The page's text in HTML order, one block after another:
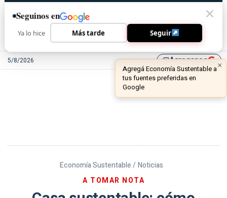
5/8/2026 library_addAgreganos
Economía Sustentable / Noticias
A TOMAR NOTA
Seguinos en
Ya lo hice Más tarde Seguir